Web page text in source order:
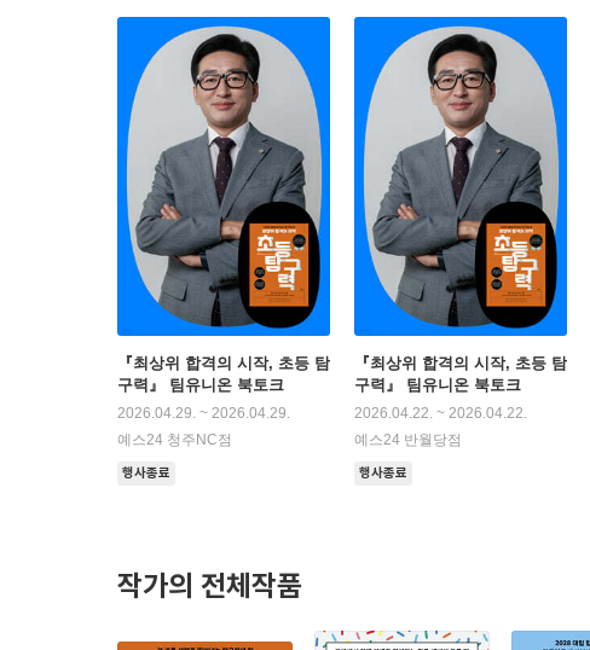
『최상위 합격의 시작, 초등 탐
구력』 팀유니온 북토크
2026.04.29. ~ 2026.04.29.
예스24 청주NC점
행사종료
『최상위 합격의 시작, 초등 탐
구력』 팀유니온 북토크
2026.04.22. ~ 2026.04.22.
예스24 반월당점
행사종료
작가의 전체작품